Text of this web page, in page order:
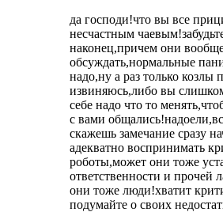
да господи!что вы все
несчастным
наконец,причем они
обсуждать,нормальные
надо,ну а раз только козлы
извиняюсь,либо вы
себе надо что то
с вами
скажешь замечание сразу
адекватно воспринимать
роботы,может они тоже
ответственности и прочей
они тоже люди!хватит
подумайте о своих